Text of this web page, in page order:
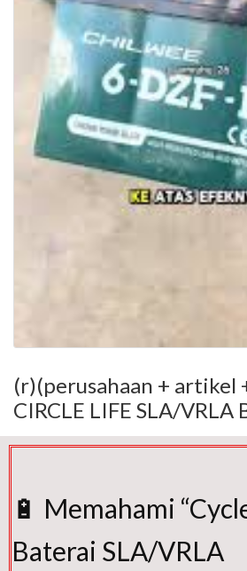
(r)(perusahaan + artikel
CIRCLE LIFE SLA/VRLA
🔋 Memahami
Baterai SLA/VRLA